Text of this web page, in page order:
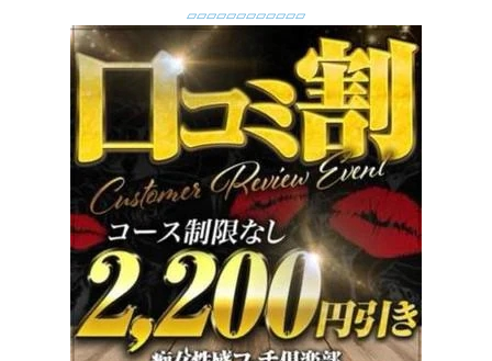
▱▱▱▱▱▱▱▱▱▱▱▱